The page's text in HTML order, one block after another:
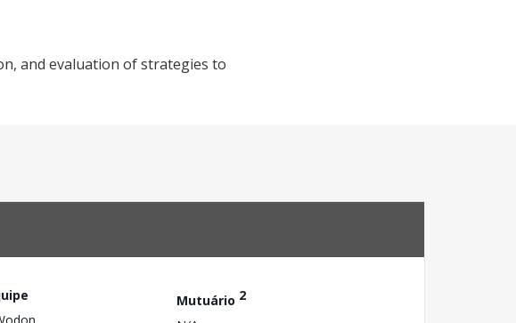
and evaluation of strategies to
Mutuário 2